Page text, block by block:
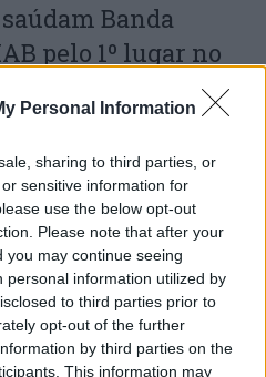
Personal Information
sharing to third parties, or
sensitive information for
use the below opt-out
Please note that after your
may continue seeing
personal information utilized by
to third parties prior to
opt-out of the further
by third parties on the
This information may
Banda
pelo 1º lugar no
Poiares aproxima